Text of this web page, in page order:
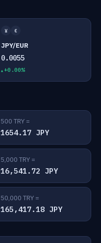
¥ €
JPY/EUR
0.0055
+0.00%
500 TRY =
1654.17 JPY
5,000 TRY =
16,541.72 JPY
50,000 TRY =
165,417.18 JPY